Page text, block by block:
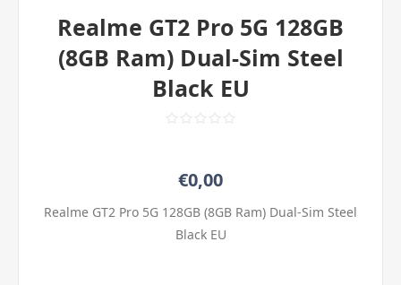
Realme GT2 Pro 5G 128GB
(8GB Ram) Dual-Sim Steel
Black EU
€0,00
Realme GT2 Pro 5G 128GB (8GB Ram) Dual-Sim Steel
Black EU